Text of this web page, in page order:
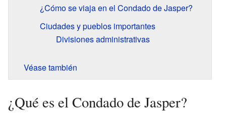
¿Cómo se viaja en el Condado de Jasper?
Ciudades y pueblos importantes
Divisiones administrativas
Véase también
¿Qué es el Condado de Jasper?